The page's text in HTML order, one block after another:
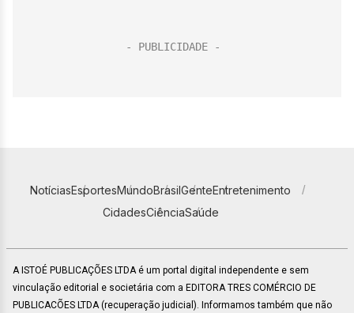
NotíciasEsportesMundoBrasilGenteEntretenimento
CidadesCiênciaSaúde
A ISTOÉ PUBLICAÇÕES LTDA é um portal digital independente e sem
vinculação editorial e societária com a EDITORA TRES COMÉRCIO DE
PUBLICACÕES LTDA (recuperação judicial). Informamos também que não